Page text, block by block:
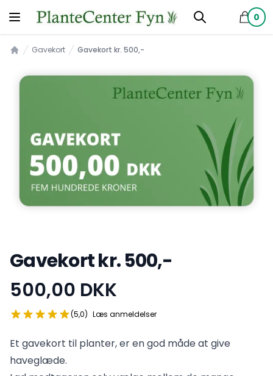
0
Gavekort Gavekort kr. 500,-
Gavekort kr. 500,-
Produktinformation
500,00 DKK
Bedømmelse(5,0stjerner ud af 5
) Læs anmeldelser
Et gavekort til planter, er en god måde at give
haveglæde.